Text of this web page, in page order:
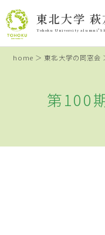
東北大学 萩
Tohoku University
home ＞ 東北大学の同窓会
第100